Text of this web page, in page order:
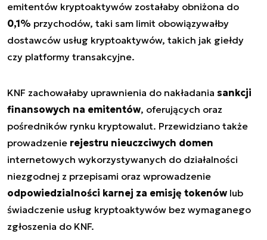
emitentów kryptoaktywów zostałaby obniżona do
0,1% przychodów, taki sam limit obowiązywałby
dostawców usług kryptoaktywów, takich jak giełdy
czy platformy transakcyjne.
KNF zachowałaby uprawnienia do nakładania sankcji
finansowych na emitentów, oferujących oraz
pośredników rynku kryptowalut. Przewidziano także
prowadzenie rejestru nieuczciwych domen
internetowych wykorzystywanych do działalności
niezgodnej z przepisami oraz wprowadzenie
odpowiedzialności karnej za emisję tokenów lub
świadczenie usług kryptoaktywów bez wymaganego
zgłoszenia do KNF.